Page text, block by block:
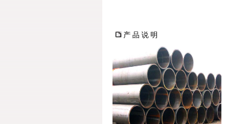
产 品 说 明